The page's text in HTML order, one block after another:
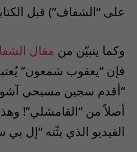
على “الشفاف”) قبل
وكما يتبيّن من مقال الشفاف
فإن “يعقوب شمعون”
“أقدم سجين مسيحي
أصلاً من “القامشلي”!
الفيديو الذي بثّته “إل